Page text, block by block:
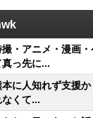
撮・アニメ・漫画
っ先に...
本に人知れず支援
くて...